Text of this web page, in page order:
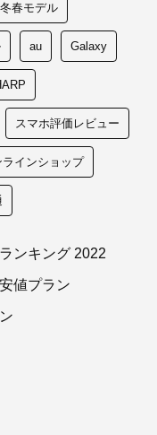
春モデル
au Galaxy
スマホ評価レビュー
ラインショップ
ンキング 2022
値プラン